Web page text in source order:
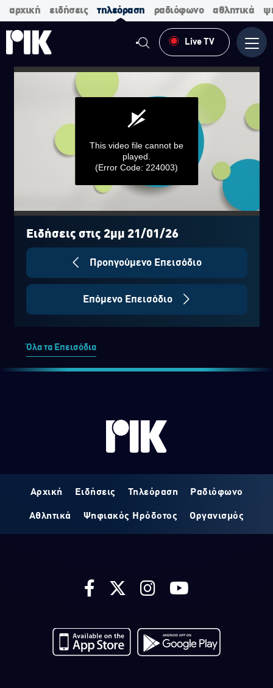
αρχική ειδήσεις τηλεόραση ραδιόφωνο αθλητικά
Live TV
0
seconds
seconds
This video file cannot be
played.
(Error Code: 224003)
Ειδήσεις στις 2μμ 21/01/26
Προηγούμενο Επεισόδιο
Επόμενο Επεισόδιο
Όλα τα Επεισόδια
Αρχική Ειδήσεις Τηλεόραση Ραδιόφωνο
Αθλητικά Ψηφιακός Ηρόδοτος Οργανισμός